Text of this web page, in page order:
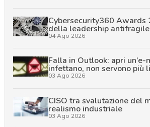
Cybersecurity360 Awards
della leadership antifragile
04 Ago 2026
Falla in Outlook: apri un’e-
infettano, non servono più
03 Ago 2026
CISO tra svalutazione del
realismo industriale
03 Ago 2026